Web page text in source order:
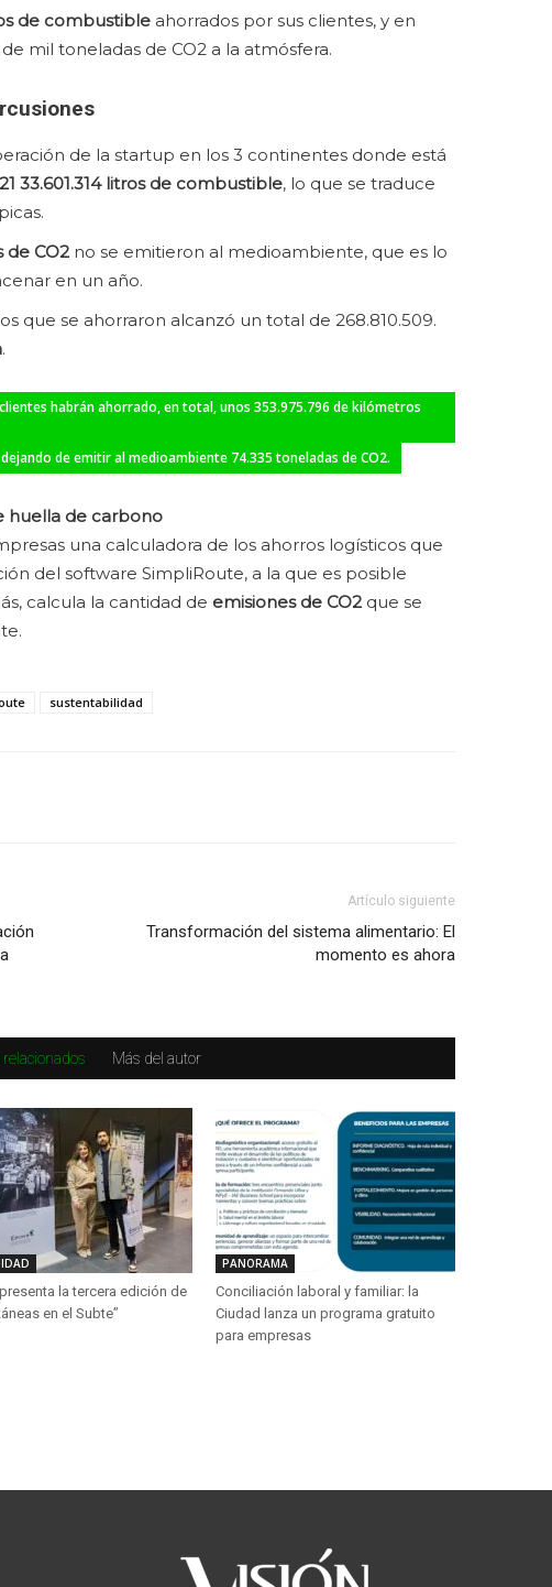
de combustible ahorrados por sus clientes, y en
mil toneladas de CO2 a la atmósfera.
de la startup en los 3 continentes donde está
33.601.314 litros de combustible, lo que se traduce
de CO2 no se emitieron al medioambiente, que es lo
en un año.
que se ahorraron alcanzó un total de 268.810.509.
.
habrán ahorrado, en total, unos 353.975.796 de kilómetros
de emitir al medioambiente 74.335 toneladas de CO2.
huella de carbono
una calculadora de los ahorros logísticos que
del software SimpliRoute, a la que es posible
calcula la cantidad de emisiones de CO2 que se
sustentabilidad
Artículo siguiente
Transformación del sistema alimentario: El
momento es ahora
Más del autor
la tercera edición de
en el Subte”
PANORAMA
Conciliación laboral y familiar: la
Ciudad lanza un programa gratuito
para empresas